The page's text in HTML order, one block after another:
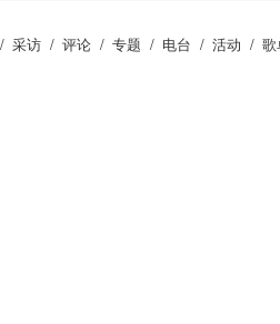
/ 采访 / 评论 / 专题 / 电台 / 活动 / 歌